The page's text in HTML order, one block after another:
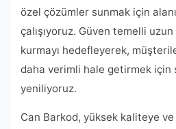
özel çözümler sunmak için
çalışıyoruz. Güven temelli
kurmayı hedefleyerek,
daha verimli hale getirmek için
yeniliyoruz.
Can Barkod, yüksek kaliteye